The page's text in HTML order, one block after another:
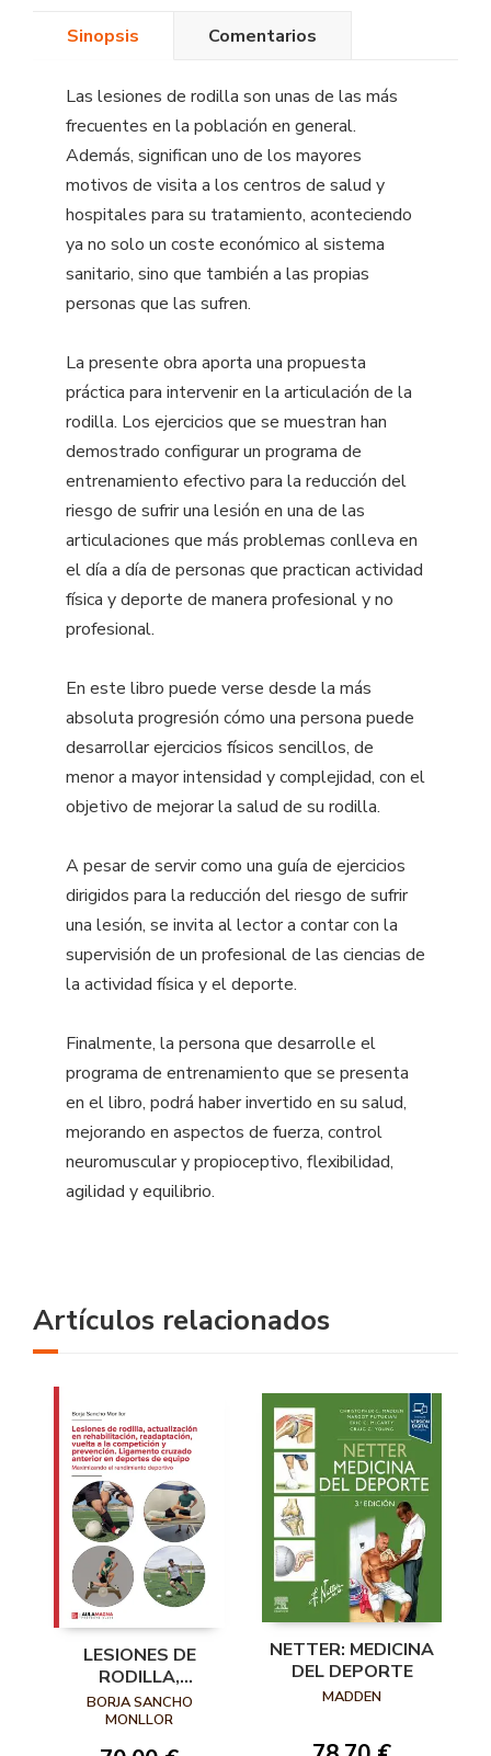
Sinopsis Comentarios
Las lesiones de rodilla son unas de las más
frecuentes en la población en general.
Además, significan uno de los mayores
motivos de visita a los centros de salud y
hospitales para su tratamiento, aconteciendo
ya no solo un coste económico al sistema
sanitario, sino que también a las propias
personas que las sufren.
La presente obra aporta una propuesta
práctica para intervenir en la articulación de la
rodilla. Los ejercicios que se muestran han
demostrado configurar un programa de
entrenamiento efectivo para la reducción del
riesgo de sufrir una lesión en una de las
articulaciones que más problemas conlleva en
el día a día de personas que practican actividad
física y deporte de manera profesional y no
profesional.
En este libro puede verse desde la más
absoluta progresión cómo una persona puede
desarrollar ejercicios físicos sencillos, de
menor a mayor intensidad y complejidad, con el
objetivo de mejorar la salud de su rodilla.
A pesar de servir como una guía de ejercicios
dirigidos para la reducción del riesgo de sufrir
una lesión, se invita al lector a contar con la
supervisión de un profesional de las ciencias de
la actividad física y el deporte.
Finalmente, la persona que desarrolle el
programa de entrenamiento que se presenta
en el libro, podrá haber invertido en su salud,
mejorando en aspectos de fuerza, control
neuromuscular y propioceptivo, flexibilidad,
agilidad y equilibrio.
Artículos relacionados
LESIONES DE
RODILLA,
ACTUALIZACIÓN
EN
REHABILITACIÓN,
BORJA SANCHO
MONLLOR
NETTER: MEDICINA
DEL DEPORTE
MADDEN